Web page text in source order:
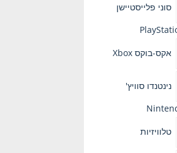
סוני פלייסטיישן
אקס-בוקס Xbox
נינטנדו סוויץ'
טלוויזיות